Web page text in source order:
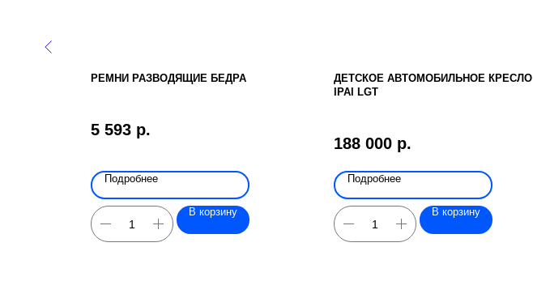
РЕМНИ РАЗВОДЯЩИЕ БЕДРА
5 593 р.
Подробнее
В корзину
ДЕТСКОЕ АВТОМОБИЛЬНОЕ КРЕСЛО
IPAI LGT
188 000 р.
Подробнее
В корзину